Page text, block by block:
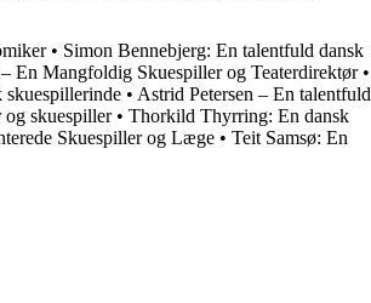
• Simon Bennebjerg: En talentfuld dansk
– En Mangfoldig Skuespiller og Teaterdirektør•
skuespillerinde • Astrid Petersen – En talentfuld
skuespiller• Thorkild Thyrring: En dansk
Skuespiller og Læge • Teit Samsø: En